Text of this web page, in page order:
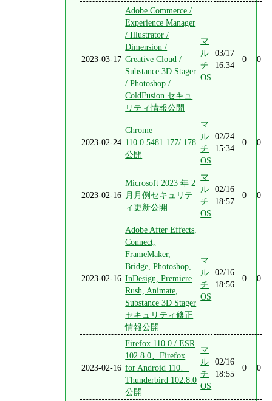
2023-03-17
Adobe Commerce /
Experience Manager
/ Illustrator /
Dimension /
Creative Cloud /
Substance 3D Stager
/ Photoshop /
ColdFusion セキュ
リティ情報公開
マ
ル
チ
OS
03/17
16:34
0 0
2023-02-24
Chrome
110.0.5481.177/.178
公開
マ
ル
チ
OS
02/24
15:34
0 0
2023-02-16
Microsoft 2023 年 2
月月例セキュリテ
ィ更新公開
マ
ル
チ
OS
02/16
18:57
0 0
2023-02-16
Adobe After Effects,
Connect,
FrameMaker,
Bridge, Photoshop,
InDesign, Premiere
Rush, Animate,
Substance 3D Stager
セキュリティ修正
情報公開
マ
ル
チ
OS
02/16
18:56
0 0
2023-02-16
Firefox 110.0 / ESR
102.8.0、Firefox
for Android 110、
Thunderbird 102.8.0
公開
マ
ル
チ
OS
02/16
18:55
0 0